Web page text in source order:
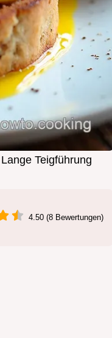
Teigführung
4.50 (8 Bewertungen)